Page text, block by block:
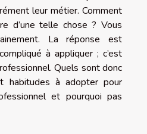
leur métier. Comment
d’une telle chose ? Vous
La réponse est
à appliquer ; c’est
Quels sont donc
habitudes à adopter pour
et pourquoi pas